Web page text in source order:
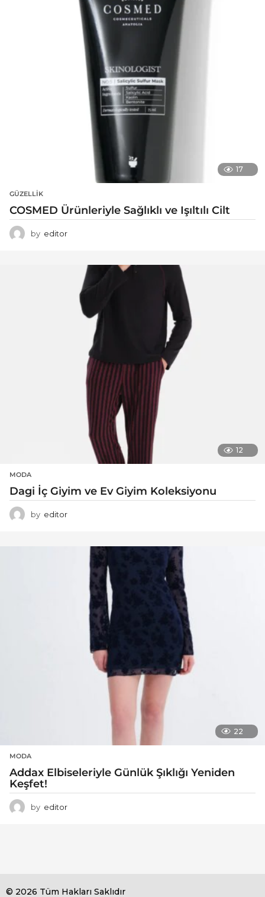
17
GÜZELLIK
COSMED Ürünleriyle Sağlıklı ve Işıltılı Cilt
by editor
12
MODA
Dagi İç Giyim ve Ev Giyim Koleksiyonu
by editor
22
MODA
Addax Elbiseleriyle Günlük Şıklığı Yeniden
Keşfet!
by editor
© 2026 Tüm Hakları Saklıdır